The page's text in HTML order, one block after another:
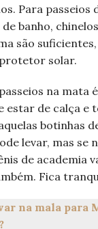
Para passeios
banho,
são
solar.
na mata é
de calça e
botinhas
levar, mas se
de academia
Fica
na mala para